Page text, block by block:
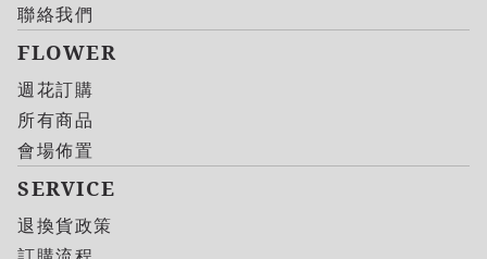
聯絡我們
FLOWER
週花訂購
所有商品
會場佈置
SERVICE
退換貨政策